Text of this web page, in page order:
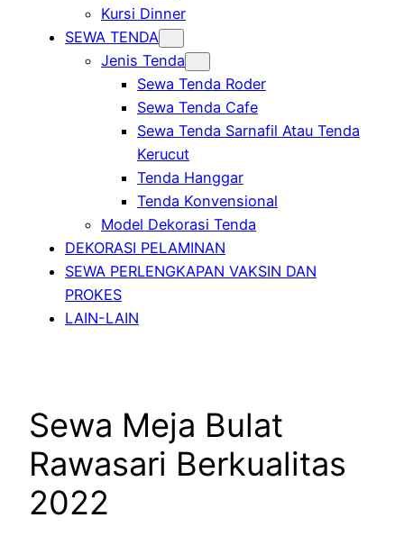
Kursi Dinner
SEWA TENDA
Jenis Tenda
Sewa Tenda Roder
Sewa Tenda Cafe
Sewa Tenda Sarnafil Atau Tenda
Kerucut
Tenda Hanggar
Tenda Konvensional
Model Dekorasi Tenda
DEKORASI PELAMINAN
SEWA PERLENGKAPAN VAKSIN DAN
PROKES
LAIN-LAIN
Sewa Meja Bulat
Rawasari Berkualitas
2022